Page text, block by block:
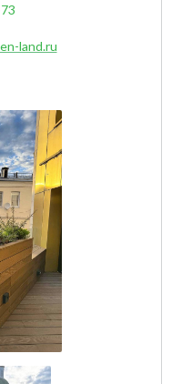
land.ru